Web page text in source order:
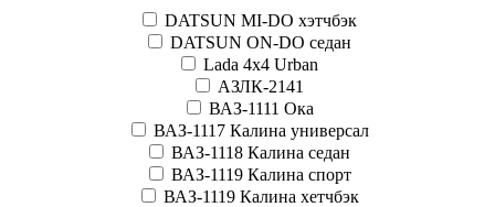
DATSUN MI-DO хэтчбэк
DATSUN ON-DO седан
Lada 4x4 Urban
АЗЛК-2141
ВАЗ-1111 Ока
ВАЗ-1117 Калина универсал
ВАЗ-1118 Калина седан
ВАЗ-1119 Калина спорт
ВАЗ-1119 Калина хетчбэк